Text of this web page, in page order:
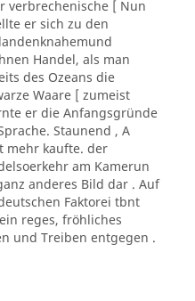
verbrechenische [ Nun
er sich zu den
Handel, als man
des Ozeans die
Waare [ zumeist
er die Anfangsgründe
Staunend , A
mehr kaufte. der
am Kamerun
anderes Bild dar . Auf
Faktorei tbnt
reges, fröhliches
und Treiben entgegen .